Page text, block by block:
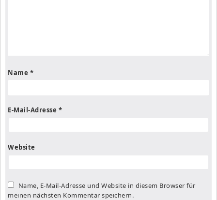
Name *
E-Mail-Adresse *
Website
Name, E-Mail-Adresse und Website in diesem Browser für
meinen nächsten Kommentar speichern.